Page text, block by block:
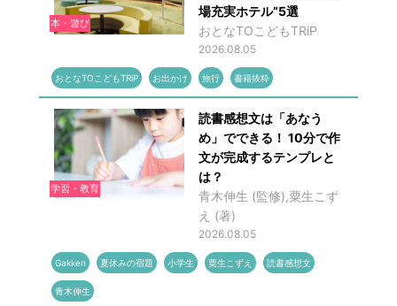
本・遊び
場充実ホテル”5選
おとなTOこどもTRiP
2026.08.05
おとなTOこどもTRiP お出かけ 旅行 書籍抜粋
学習・教育
読書感想文は「あなう
め」でできる！ 10分で作
文が完成するテンプレと
は？
青木伸生 (監修),粟生こず
え (著)
2026.08.05
Gakken 夏休みの宿題 小学生 粟生こずえ 読書感想文
青木伸生